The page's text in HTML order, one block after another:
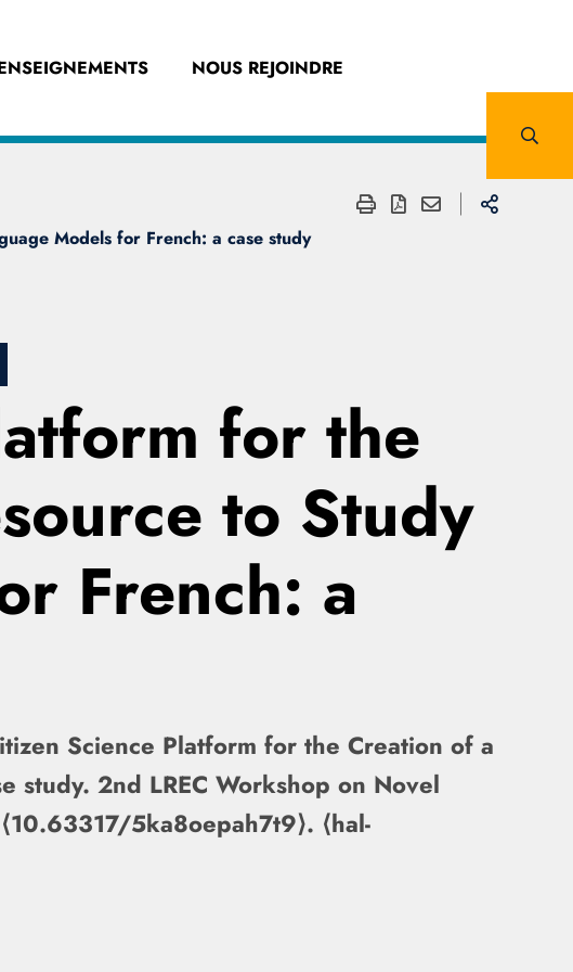
NOUS REJOINDRE
Models for French: a case study
for the
to Study
French: a
Science Platform for the Creation of a
study. 2nd LREC Workshop on Novel
5ka8oepah7t9⟩. ⟨hal-